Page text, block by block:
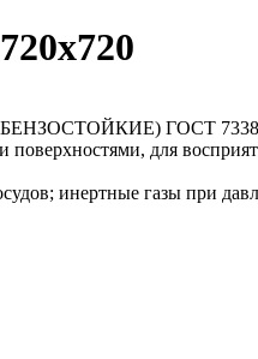
ГОСТ 7338-90
для
инертные газы при